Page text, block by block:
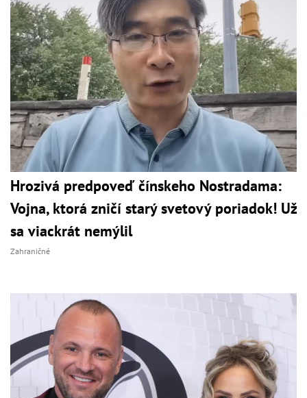
Hrozivá predpoveď čínskeho Nostradama:
Vojna, ktorá zničí starý svetový poriadok! Už
sa viackrát nemýlil
Zahraničné